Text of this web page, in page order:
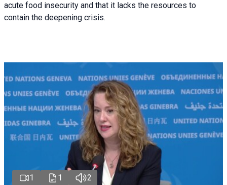
acute food insecurity and that it lacks the resources to
contain the deepening crisis.
1 1 2